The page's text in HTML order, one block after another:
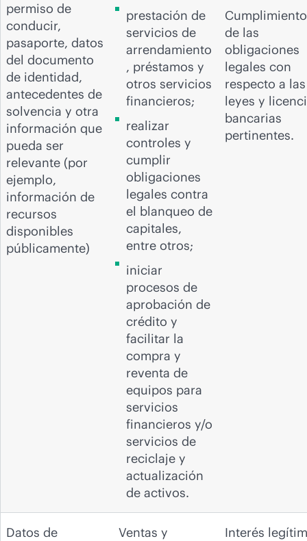
permiso de
conducir,
pasaporte, datos
del documento
de identidad,
antecedentes de
solvencia y otra
información que
pueda ser
relevante (por
ejemplo,
información de
recursos
disponibles
públicamente)
prestación de
servicios de
arrendamiento
, préstamos y
otros servicios
financieros;
realizar
controles y
cumplir
obligaciones
legales contra
el blanqueo de
capitales,
entre otros;
iniciar
procesos de
aprobación de
crédito y
facilitar la
compra y
reventa de
equipos para
servicios
financieros y/o
servicios de
reciclaje y
actualización
de activos.
Cumplimiento
de las
obligaciones
legales con
respecto a las
leyes y
bancarias
pertinentes.
Datos de
Ventas y
Interés